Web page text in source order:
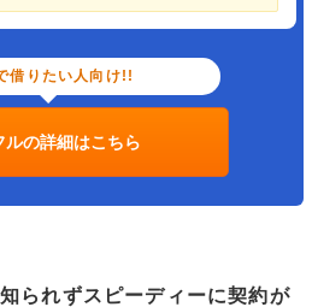
借りたい人向け!!
ルの詳細はこちら
られずスピーディーに契約が